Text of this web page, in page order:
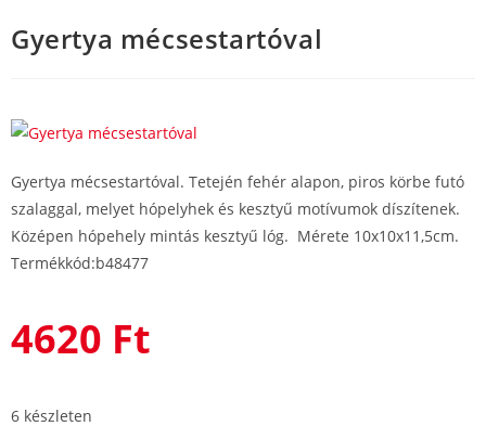
Gyertya mécsestartóval
Gyertya mécsestartóval. Tetején fehér alapon, piros körbe futó
szalaggal, melyet hópelyhek és kesztyű motívumok díszítenek.
Középen hópehely mintás kesztyű lóg. Mérete 10x10x11,5cm.
Termékkód:b48477
4620 Ft
6 készleten